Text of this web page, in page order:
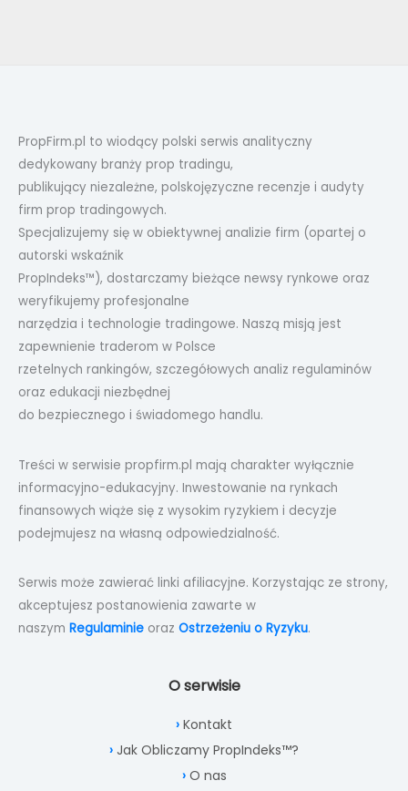
PropFirm.pl to wiodący polski serwis analityczny
dedykowany branży prop tradingu,
publikujący niezależne, polskojęzyczne recenzje i audyty
firm prop tradingowych.
Specjalizujemy się w obiektywnej analizie firm (opartej o
autorski wskaźnik
PropIndeks™), dostarczamy bieżące newsy rynkowe oraz
weryfikujemy profesjonalne
narzędzia i technologie tradingowe. Naszą misją jest
zapewnienie traderom w Polsce
rzetelnych rankingów, szczegółowych analiz regulaminów
oraz edukacji niezbędnej
do bezpiecznego i świadomego handlu.
Treści w serwisie propfirm.pl mają charakter wyłącznie
informacyjno-edukacyjny. Inwestowanie na rynkach
finansowych wiąże się z wysokim ryzykiem i decyzje
podejmujesz na własną odpowiedzialność.
Serwis może zawierać linki afiliacyjne. Korzystając ze strony,
akceptujesz postanowienia zawarte w
naszym Regulaminie oraz Ostrzeżeniu o Ryzyku.
O serwisie
Kontakt
Jak Obliczamy PropIndeks™?
O nas